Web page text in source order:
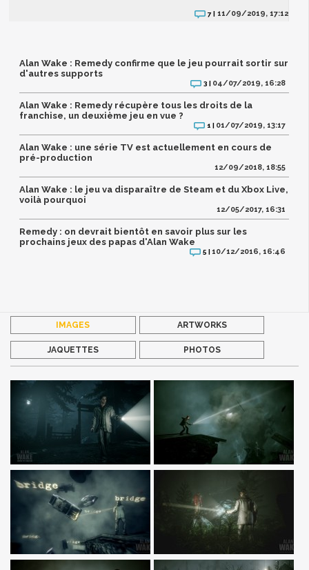
7 | 11/09/2019, 17:12
Alan Wake : Remedy confirme que le jeu pourrait sortir sur
d'autres supports
3 | 04/07/2019, 16:28
Alan Wake : Remedy récupère tous les droits de la
franchise, un deuxième jeu en vue ?
1 | 01/07/2019, 13:17
Alan Wake : une série TV est actuellement en cours de
pré-production
12/09/2018, 18:55
Alan Wake : le jeu va disparaître de Steam et du Xbox Live,
voilà pourquoi
12/05/2017, 16:31
Remedy : on devrait bientôt en savoir plus sur les
prochains jeux des papas d'Alan Wake
5 |10/12/2016, 16:46
IMAGES ARTWORKS
JAQUETTES PHOTOS